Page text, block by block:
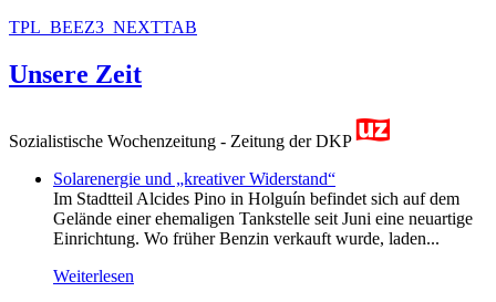
TPL_BEEZ3_NEXTTAB
Unsere Zeit
Sozialistische Wochenzeitung - Zeitung der DKP
Solarenergie und „kreativer Widerstand“
Im Stadtteil Alcides Pino in Holguín befindet sich auf dem
Gelände einer ehemaligen Tankstelle seit Juni eine neuartige
Einrichtung. Wo früher Benzin verkauft wurde, laden...
Weiterlesen